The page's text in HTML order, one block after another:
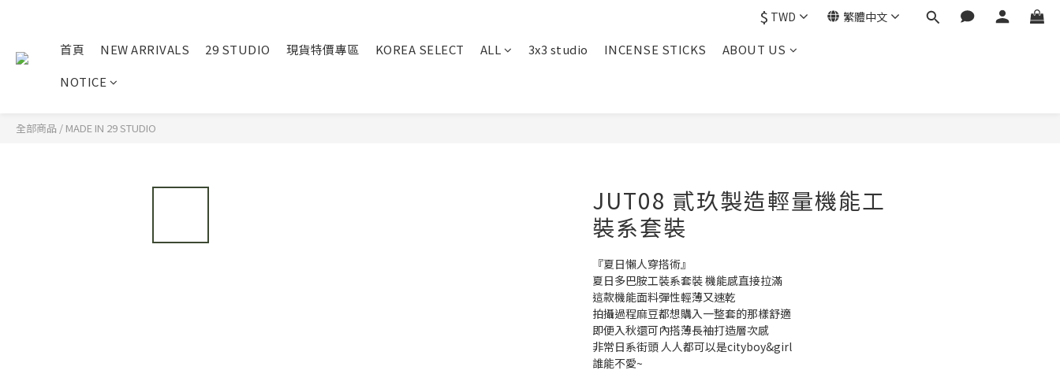
$ TWD 繁體中文
首頁 NEW ARRIVALS 29 STUDIO 現貨特價專區 KOREA SELECT ALL 3x3 studio INCENSE STICKS
ABOUT US
NOTICE
全部商品 / MADE IN 29 STUDIO
JUT08 貳玖製造輕量機能工
裝系套裝
『夏日懶人穿搭術』
夏日多巴胺工裝系套裝 機能感直接拉滿
這款機能面料彈性輕薄又速乾
拍攝過程麻豆都想購入一整套的那樣舒適
即便入秋還可內搭薄長袖打造層次感
非常日系街頭 人人都可以是cityboy&girl
誰能不愛~